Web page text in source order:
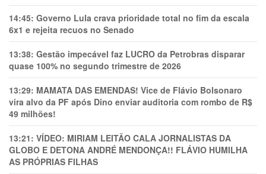
14:45: Governo Lula crava prioridade total no fim da escala
6x1 e rejeita recuos no Senado
13:38: Gestão impecável faz LUCRO da Petrobras disparar
quase 100% no segundo trimestre de 2026
13:29: MAMATA DAS EMENDAS! Vice de Flávio Bolsonaro
vira alvo da PF após Dino enviar auditoria com rombo de R$
49 milhões!
13:21: VÍDEO: MIRIAM LEITÃO CALA JORNALISTAS DA
GLOBO E DETONA ANDRÉ MENDONÇA!! FLÁVIO HUMILHA
AS PRÓPRIAS FILHAS